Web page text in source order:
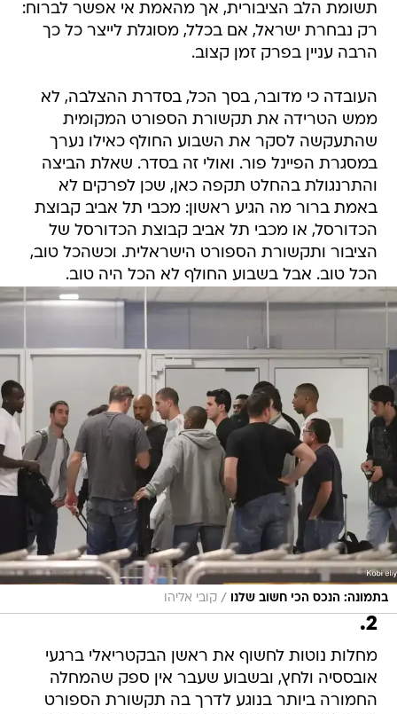
הרבה עניין בפרק זמן קצוב.
העובדה כי מדובר, בסך הכל, בסדרת ההצלבה, לא
שהתעקשה לסקר את השבוע החולף כאילו נערך
במסגרת הפיינל פור. ואולי זה בסדר. שאלת הביצה
והתרנגולת בהחלט תקפה כאן, שכן לפרקים לא
באמת ברור מה הגיע ראשון: מכבי תל אביב קבוצת
הכדורסל, או מכבי תל אביב קבוצת הכדורסל של
הציבור ותקשורת הספורט הישראלית. וכשהכל טוב,
הכל טוב. אבל בשבוע החולף לא הכל היה טוב.
בתמונה: הנכס הכי חשוב שלנו / קובי אליהו
2.
מחלות נוטות לחשוף את ראשן הבקטריאלי ברגעי
אובססיה ולחץ, ובשבוע שעבר אין ספק שהמחלה
החמורה ביותר בנוגע לדרך בה תקשורת הספורט
הישראלית סיקרה את מכבי תל אביב היתה מאניה
דפרסיה. את התבוסה במשחק הראשון מיהרו שלל